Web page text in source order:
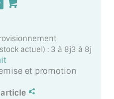
actuel) : 3 à 8j3 à 8j
et promotion